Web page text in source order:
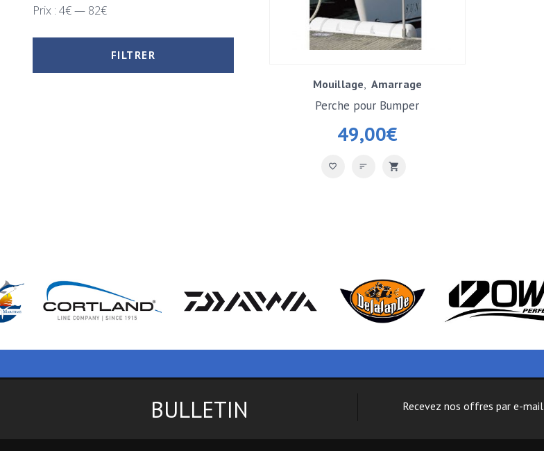
Mouillage Amarrage
49,00€
Perche pour Bumper
FILTRER
Prix : 4€— 82€
BULLETIN Recevez nos offres par e-mail